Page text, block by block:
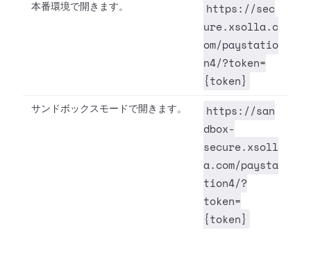
本番環境で開きます。
https://sec
ure.xsolla.c
om/paystatio
n4/?token=
{token}
サンドボックスモードで開きます。
https://san
dbox-
secure.xsoll
a.com/paysta
tion4/?
token=
{token}